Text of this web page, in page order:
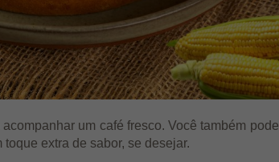
um café fresco. Você também pode
extra de sabor, se desejar.